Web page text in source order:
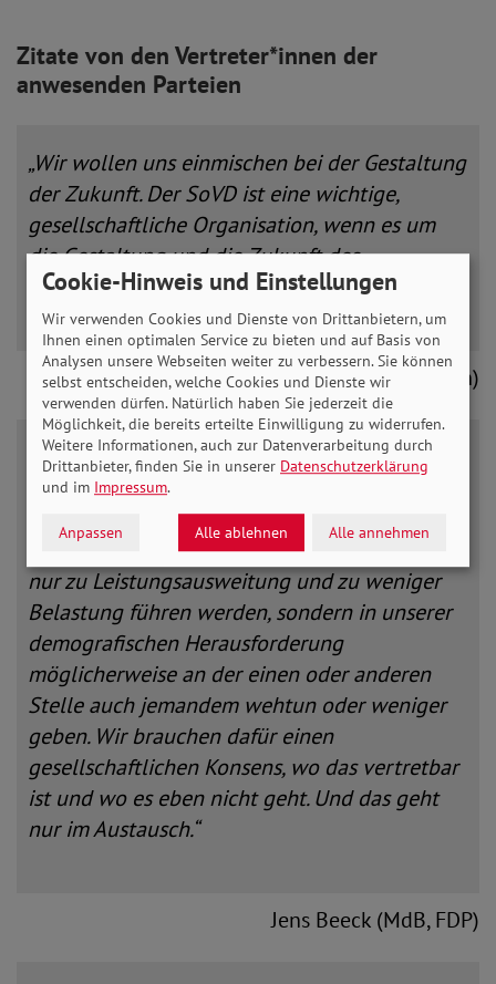
Zitate von den Vertreter*innen der
anwesenden Parteien
„Wir wollen uns einmischen bei der Gestaltung
der Zukunft. Der SoVD ist eine wichtige,
gesellschaftliche Organisation, wenn es um
die Gestaltung und die Zukunft des
Sozialstaates geht.“
Frank Bsirske (MdB, Bündnis 90/Die Grünen)
„Wir brauchen die Ideen aller. Wir brauchen
aber auch einen grundsätzlichen Konsens in
diesem Land, in dem wir gemeinsam die
Entscheidungen, die in der Zukunft nicht alle
nur zu Leistungsausweitung und zu weniger
Belastung führen werden, sondern in unserer
demografischen Herausforderung
möglicherweise an der einen oder anderen
Stelle auch jemandem wehtun oder weniger
geben. Wir brauchen dafür einen
gesellschaftlichen Konsens, wo das vertretbar
ist und wo es eben nicht geht. Und das geht
nur im Austausch.“
Jens Beeck (MdB, FDP)
Cookie-Hinweis und Einstellungen
Wir verwenden Cookies und Dienste von Drittanbietern, um
Ihnen einen optimalen Service zu bieten und auf Basis von
Analysen unsere Webseiten weiter zu verbessern. Sie können
selbst entscheiden, welche Cookies und Dienste wir
verwenden dürfen. Natürlich haben Sie jederzeit die
Möglichkeit, die bereits erteilte Einwilligung zu widerrufen.
Weitere Informationen, auch zur Datenverarbeitung durch
Drittanbieter, finden Sie in unserer Datenschutzerklärung
und im Impressum.
Anpassen Alle ablehnen Alle annehmen